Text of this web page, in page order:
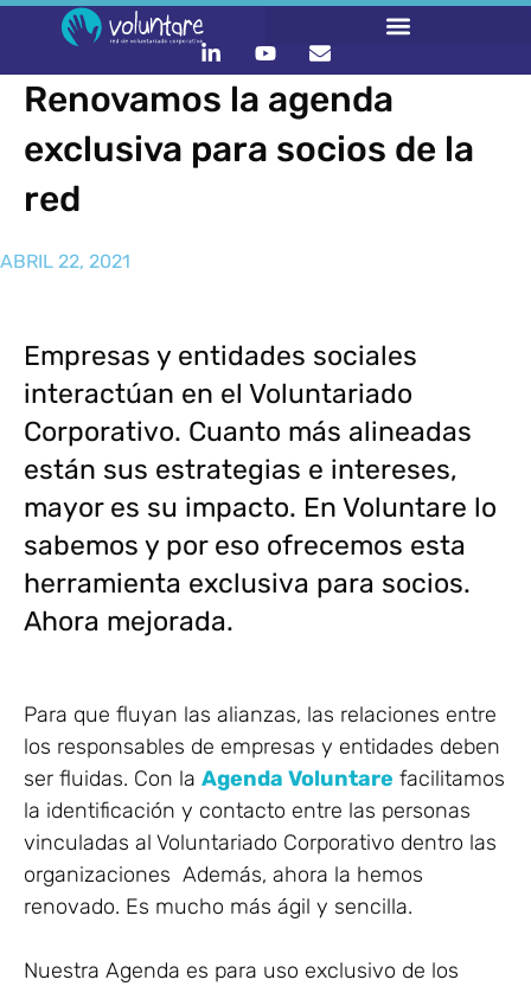
Renovamos la agenda
exclusiva para socios de la
red
ABRIL 22, 2021
Empresas y entidades sociales
interactúan en el Voluntariado
Corporativo. Cuanto más alineadas
están sus estrategias e intereses,
mayor es su impacto. En Voluntare lo
sabemos y por eso ofrecemos esta
herramienta exclusiva para socios.
Ahora mejorada.
Para que fluyan las alianzas, las relaciones entre
los responsables de empresas y entidades deben
ser fluidas. Con la Agenda Voluntare facilitamos
la identificación y contacto entre las personas
vinculadas al Voluntariado Corporativo dentro las
organizaciones Además, ahora la hemos
renovado. Es mucho más ágil y sencilla.
Nuestra Agenda es para uso exclusivo de los